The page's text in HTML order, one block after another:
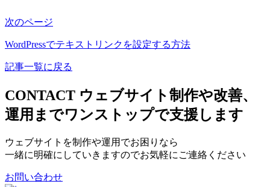
次のページ
WordPressでテキストリンクを設定する方法
記事一覧に戻る
CONTACT ウェブサイト制作や改善、
運用までワンストップで支援します
ウェブサイトを制作や運用でお困りなら
一緒に明確にしていきますのでお気軽にご連絡ください
お問い合わせ